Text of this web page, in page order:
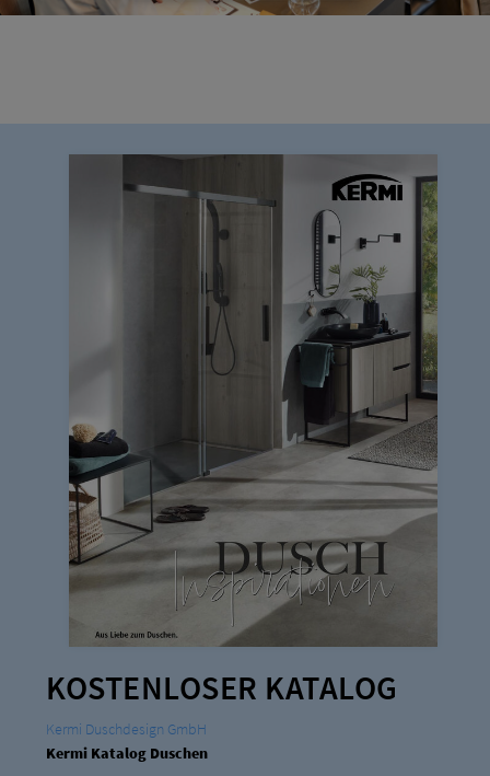
KOSTENLOSER KATALOG
Kermi Duschdesign GmbH
Kermi Katalog Duschen